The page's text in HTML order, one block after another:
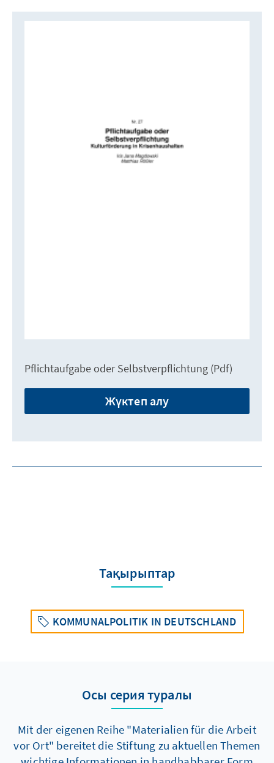
Pflichtaufgabe oder Selbstverpflichtung (Pdf)
Жүктеп алу
Тақырыптар
KOMMUNALPOLITIK IN DEUTSCHLAND
Осы серия туралы
Mit der eigenen Reihe "Materialien für die Arbeit
vor Ort" bereitet die Stiftung zu aktuellen Themen